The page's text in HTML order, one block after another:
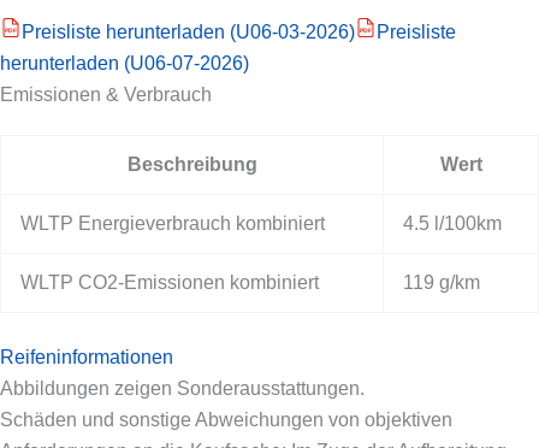
PDF Preisliste herunterladen (U06-03-2026) PDF
Preisliste
herunterladen (U06-07-2026)
Emissionen & Verbrauch
Beschreibung Wert
WLTP Energieverbrauch kombiniert 4.5 l/100km
WLTP CO2-Emissionen kombiniert 119 g/km
Reifeninformationen
Abbildungen zeigen Sonderausstattungen.
Schäden und sonstige Abweichungen von objektiven